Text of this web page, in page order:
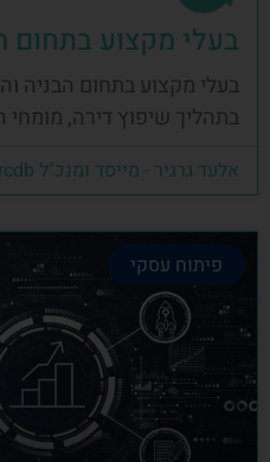
בעלי מקצוע בתחום
בעלי מקצוע בתחום הבניה
בתהליך שיפוץ דירה, מומחי
אלעד גרגיר - מייסד ומנכ"ל arcdb
פיתוח עסקי